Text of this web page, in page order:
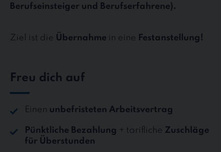
Berufseinsteiger und Berufserfahrene).
Ziel ist die Übernahme in eine Festanstellung!
Freu dich auf
Einen unbefristeten Arbeitsvertrag
Pünktliche Bezahlung + tarifliche Zuschläge
für Überstunden